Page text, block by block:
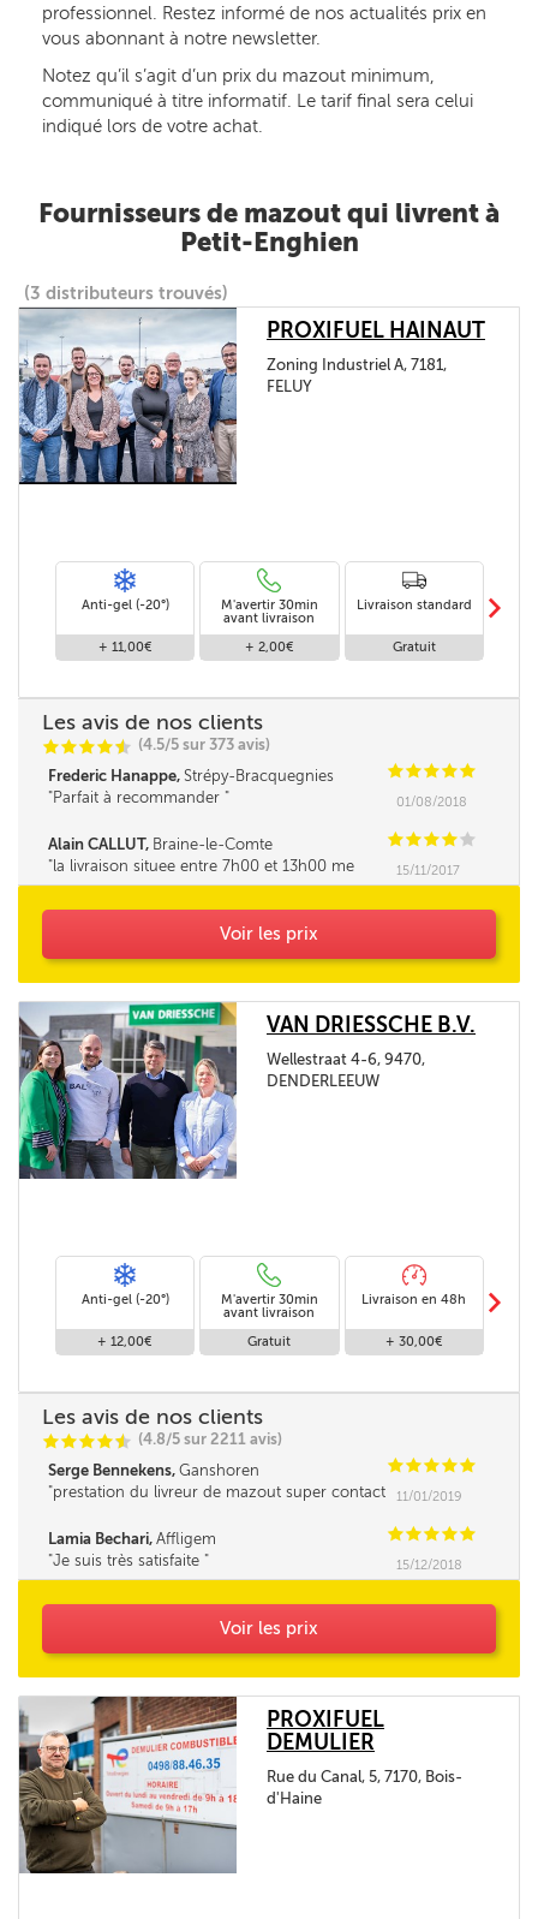
professionnel. Restez informé de nos actualités prix en
vous abonnant à notre newsletter.
Notez qu’il s’agit d’un prix du mazout minimum,
communiqué à titre informatif. Le tarif final sera celui
indiqué lors de votre achat.
Fournisseurs de mazout qui livrent à
Petit-Enghien
(3 distributeurs trouvés)
PROXIFUEL HAINAUT
Zoning Industriel A, 7181,
FELUY
Anti-gel (-20°)
+ 11,00€
M'avertir 30min
avant livraison
+ 2,00€
Livraison standard
Gratuit
m
Les avis de nos clients
CCCCi
@ (4.5/5 sur 373 avis)
Frederic Hanappe, Strépy-Bracquegnies CCCCC
Parfait à recommander
01/08/2018
Alain CALLUT, Braine-le-Comte CCCC C
la livraison situee entre 7h00 et 13h00 me
parait tres longue. la fourchette ne pourrait elle
15/11/2017
Voir les prix
VAN DRIESSCHE B.V.
Wellestraat 4-6, 9470,
DENDERLEEUW
Anti-gel (-20°)
+ 12,00€
M'avertir 30min
avant livraison
Gratuit
Livraison en 48h
+ 30,00€
m
Les avis de nos clients
CCCCi
@ (4.8/5 sur 2211 avis)
Serge Bennekens, Ganshoren CCCCC
prestation du livreur de mazout super contact
11/01/2019
Lamia Bechari, Affligem CCCCC
Je suis très satisfaite
15/12/2018
Voir les prix
PROXIFUEL
DEMULIER
Rue du Canal, 5, 7170, Bois-
d'Haine